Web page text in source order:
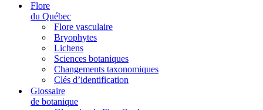
Flore
du Québec
Flore vasculaire
Bryophytes
Lichens
Sciences botaniques
Changements taxonomiques
Clés d’identification
Glossaire
de botanique